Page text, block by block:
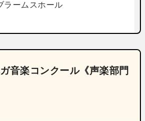
ラームスホール
音楽コンクール《声楽部門